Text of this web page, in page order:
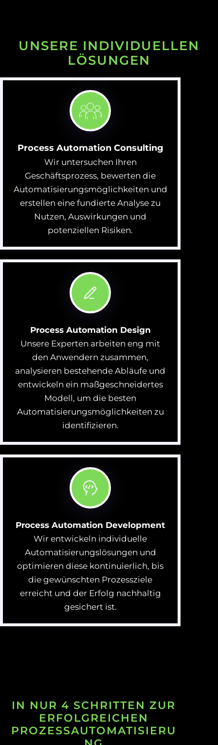
UNSERE INDIVIDUELLEN
LÖSUNGEN
Process Automation Consulting
Wir untersuchen Ihren
Geschäftsprozess, bewerten die
Automatisierungsmöglichkeiten und
erstellen eine fundierte Analyse zu
Nutzen, Auswirkungen und
potenziellen Risiken.
Process Automation Design
Unsere Experten arbeiten eng mit
den Anwendern zusammen,
analysieren bestehende Abläufe und
entwickeln ein maßgeschneidertes
Modell, um die besten
Automatisierungsmöglichkeiten zu
identifizieren.
Process Automation Development
Wir entwickeln individuelle
Automatisierungslösungen und
optimieren diese kontinuierlich, bis
die gewünschten Prozessziele
erreicht und der Erfolg nachhaltig
gesichert ist.
IN NUR 4 SCHRITTEN ZUR
ERFOLGREICHEN
PROZESSAUTOMATISIERU